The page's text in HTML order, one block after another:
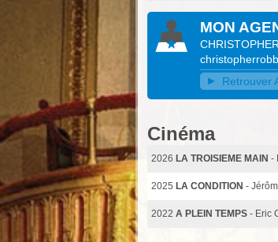
MON
Retrouver
Cinéma
2026 LA TROISIEME MAIN -
2025 LA CONDITION -
2022 A PLEIN TEMPS - Eric